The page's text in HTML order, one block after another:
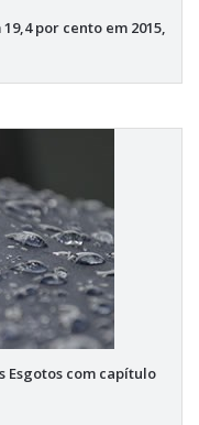
por cento em 2015,
Esgotos com capítulo